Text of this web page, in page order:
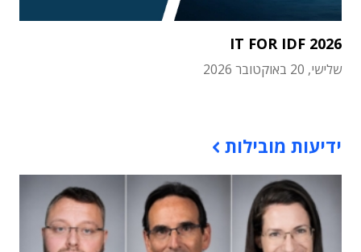
IT FOR IDF 2026
שלישי, 20 באוקטובר 2026
ידיעות מובילות